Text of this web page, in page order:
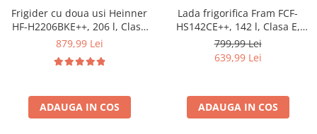
Frigider cu doua usi Heinner
HF-H2206BKE++, 206 l, Clasa
E, lumina LED, 3 rafturi de
879,99 Lei
ADAUGA IN COS
Lada frigorifica Fram FCF-
HS142CE++, 142 l, Clasa E,
Convertibil
Frigider/Congelator, Control
799,99 Lei
639,99 Lei
ADAUGA IN COS